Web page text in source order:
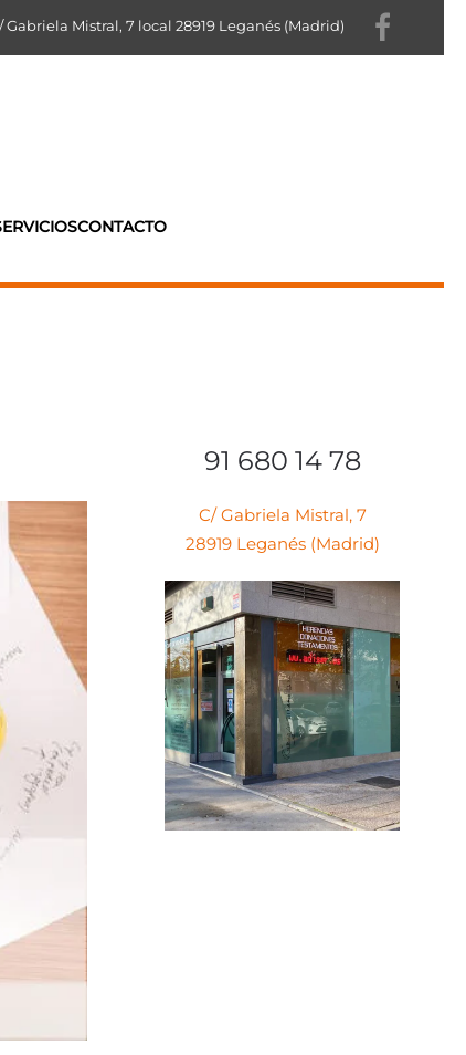
Gabriela Mistral, 7 local 28919 Leganés (Madrid)
CONTACTO
91 680 14 78
C/ Gabriela Mistral, 7
28919 Leganés (Madrid)